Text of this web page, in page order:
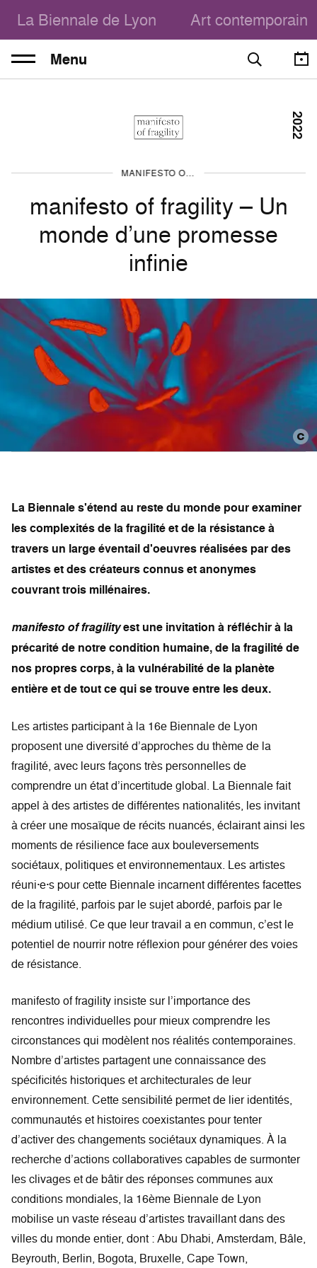
La Biennale de Lyon Art contemporain
Menu
MANIFESTO OF FRAGILITY
manifesto of fragility – Un
monde d’une promesse
infinie
2022
La Biennale s'étend au reste du monde pour examiner
les complexités de la fragilité et de la résistance à
travers un large éventail d'oeuvres réalisées par des
artistes et des créateurs connus et anonymes
couvrant trois millénaires.
manifesto of fragilityest une invitation à réfléchir à la
précarité de notre condition humaine, de la fragilité de
nos propres corps, à la vulnérabilité de la planète
entière et de tout ce qui se trouve entre les deux.
Les artistes participant à la 16e Biennale de Lyon
proposent une diversité d’approches du thème de la
fragilité, avec leurs façons très personnelles de
comprendre un état d’incertitude global. La Biennale fait
appel à des artistes de différentes nationalités, les invitant
à créer une mosaïque de récits nuancés, éclairant ainsi les
moments de résilience face aux bouleversements
sociétaux, politiques et environnementaux. Les artistes
réuni·e·s pour cette Biennale incarnent différentes facettes
de la fragilité, parfois par le sujet abordé, parfois par le
médium utilisé. Ce que leur travail a en commun, c’est le
potentiel de nourrir notre réflexion pour générer des voies
de résistance.
manifesto of fragility insiste sur l’importance des
rencontres individuelles pour mieux comprendre les
circonstances qui modèlent nos réalités contemporaines.
Nombre d’artistes partagent une connaissance des
spécificités historiques et architecturales de leur
environnement. Cette sensibilité permet de lier identités,
communautés et histoires coexistantes pour tenter
d’activer des changements sociétaux dynamiques. À la
recherche d’actions collaboratives capables de surmonter
les clivages et de bâtir des réponses communes aux
conditions mondiales, la 16ème Biennale de Lyon
mobilise un vaste réseau d’artistes travaillant dans des
villes du monde entier, dont : Abu Dhabi, Amsterdam, Bâle,
Beyrouth, Berlin, Bogota, Bruxelle, Cape Town,